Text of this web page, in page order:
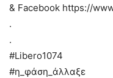
& Facebook https://
.
.
#Libero1074
#η_φάση_άλλαξε